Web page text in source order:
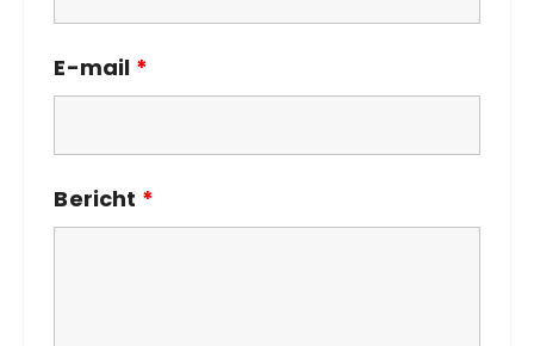
E-mail *
Bericht *